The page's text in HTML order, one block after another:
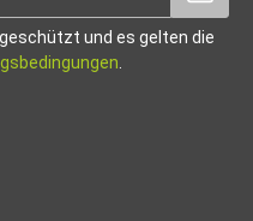
und es gelten die